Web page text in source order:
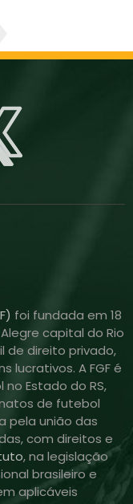
foi fundada em 18
capital do Rio
de direito privado,
lucrativos. A FGF é
Estado do RS,
de futebol
pela união das
com direitos e
, na legislação
brasileiro e
aplicáveis